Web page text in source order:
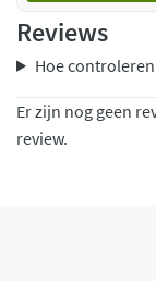
Reviews
Hoe
Er zijn nog geen
review.